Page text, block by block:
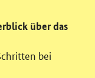
über das
bei